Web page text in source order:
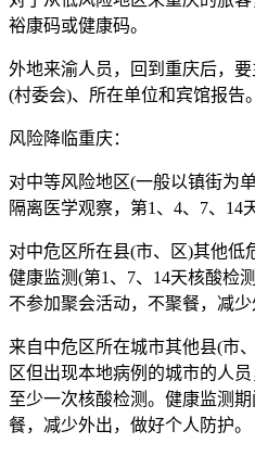
裕康码或健康码。
外地来渝人员，回到重庆后，
(村委会)、所在单位和宾馆报告。
风险降临重庆：
对中等风险地区(一般以镇街为
隔离医学观察，第1、4、7、14
对中危区所在县(市、区)其他低
健康监测(第1、7、14天核酸检
不参加聚会活动，不聚餐，减少
来自中危区所在城市其他县(市
区但出现本地病例的城市的人
至少一次核酸检测。健康监测
餐，减少外出，做好个人防护。